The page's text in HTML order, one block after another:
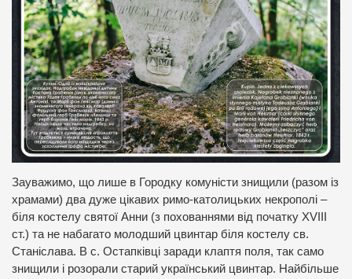
Зауважимо, що лише в Городку комуністи знищили (разом із
храмами) два дуже цікавих римо-католицьких некрополі –
біля костелу святої Анни (з похованнями від початку ХVIII
ст.) та не набагато молодший цвинтар біля костелу св.
Станіслава. В с. Остапківці заради клаптя поля, так само
знищили і розорали старий український цвинтар. Найбільше